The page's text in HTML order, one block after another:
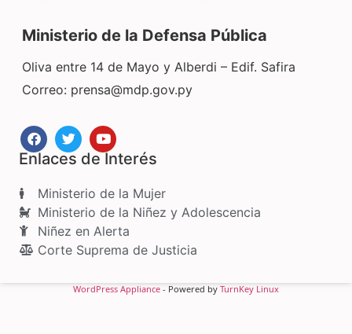
Ministerio de la Defensa Pública
Oliva entre 14 de Mayo y Alberdi – Edif. Safira
Correo: prensa@mdp.gov.py
Enlaces de Interés
Ministerio de la Mujer
Ministerio de la Niñez y Adolescencia
Niñez en Alerta
Corte Suprema de Justicia
WordPress Appliance - Powered by TurnKey Linux